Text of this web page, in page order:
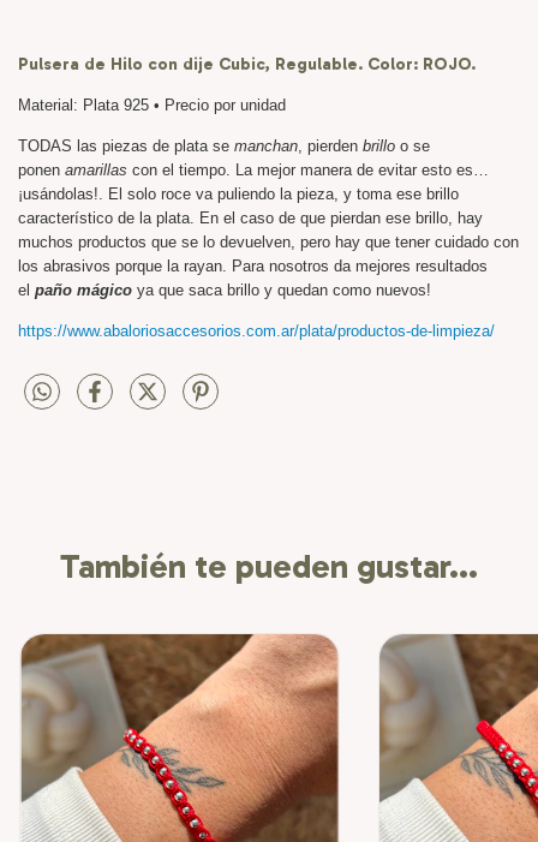
Pulsera de Hilo con dije Cubic, Regulable. Color: ROJO.
Material: Plata 925 • Precio por unidad
TODAS las piezas de plata se manchan , pierden brillo o se
ponen amarillas con el tiempo. La mejor manera de evitar esto es…
¡usándolas!. El solo roce va puliendo la pieza, y toma ese brillo
característico de la plata. En el caso de que pierdan ese brillo, hay
muchos productos que se lo devuelven, pero hay que tener cuidado con
los abrasivos porque la rayan. Para nosotros da mejores resultados
el paño mágico ya que saca brillo y quedan como nuevos!
https://www.abaloriosaccesorios.com.ar/plata/productos-de-limpieza/
También te pueden gustar...